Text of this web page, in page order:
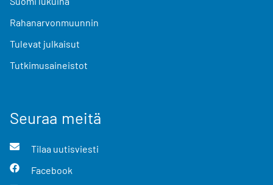
Rahanarvonmuunnin
Tulevat julkaisut
Tutkimusaineistot
Seuraa meitä
Tilaa uutisviesti
Facebook